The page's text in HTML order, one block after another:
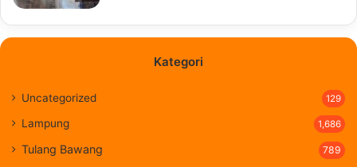
Kategori
Uncategorized 129
Lampung 1,686
Tulang Bawang 789